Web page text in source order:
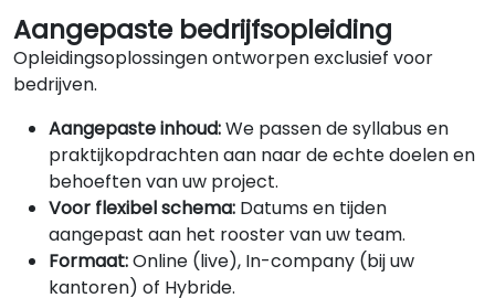
Aangepaste bedrijfsopleiding
Opleidingsoplossingen ontworpen exclusief voor
bedrijven.
Aangepaste inhoud:We passen de syllabus en
praktijkopdrachten aan naar de echte doelen en
behoeften van uw project.
Voor flexibel schema: Datums en tijden
aangepast aan het rooster van uw team.
Formaat:Online (live), In-company (bij uw
kantoren) of Hybride.